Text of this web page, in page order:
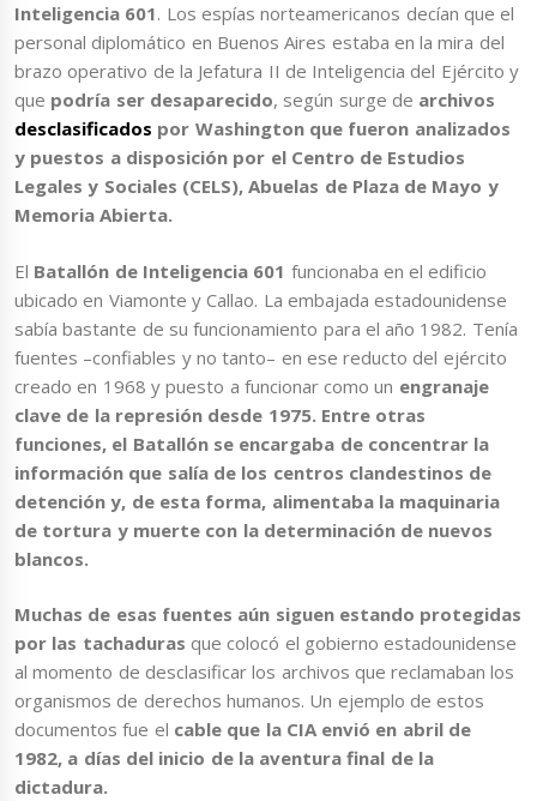
Inteligencia 601. Los espías norteamericanos decían que el
personal diplomático en Buenos Aires estaba en la mira del
brazo operativo de la Jefatura II de Inteligencia del Ejército y
que podría ser desaparecido, según surge de archivos
desclasificados por Washington que fueron analizados
y puestos a disposición por el Centro de Estudios
Legales y Sociales (CELS), Abuelas de Plaza de Mayo y
Memoria Abierta.
El Batallón de Inteligencia 601 funcionaba en el edificio
ubicado en Viamonte y Callao. La embajada estadounidense
sabía bastante de su funcionamiento para el año 1982. Tenía
fuentes –confiables y no tanto– en ese reducto del ejército
creado en 1968 y puesto a funcionar como un engranaje
clave de la represión desde 1975. Entre otras
funciones, el Batallón se encargaba de concentrar la
información que salía de los centros clandestinos de
detención y, de esta forma, alimentaba la maquinaria
de tortura y muerte con la determinación de nuevos
blancos.
Muchas de esas fuentes aún siguen estando protegidas
por las tachaduras que colocó el gobierno estadounidense
al momento de desclasificar los archivos que reclamaban los
organismos de derechos humanos. Un ejemplo de estos
documentos fue el cable que la CIA envió en abril de
1982, a días del inicio de la aventura final de la
dictadura.